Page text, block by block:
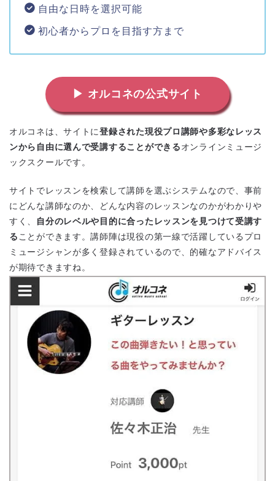
自由な日時を選択可能
初心者からプロを目指す方まで
▶ オルコネの公式サイト
オルコネは、サイトに登録された現役プロ講師や多彩なレッス
ンから自由に選んで受講することができるオンラインミュージ
ックスクールです。
サイトでレッスンを検索して講師を選ぶシステムなので、事前
にどんな講師なのか、どんな内容のレッスンなのかがわかりや
すく、
自分のレベルや目的に合ったレッスンを見つけて受講す
る ことができます。講師陣は現役の第一線で活躍しているプロ
ミュージシャンが多く登録されているので、的確なアドバイス
が期待できますね。